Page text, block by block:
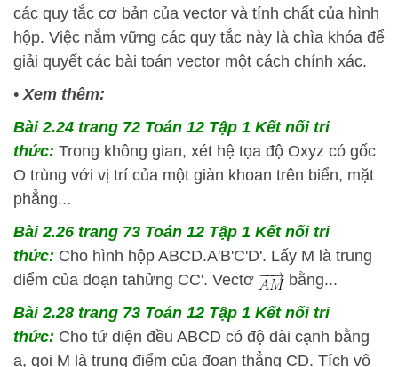
các quy tắc cơ bản của vector và tính chất của hình
hộp. Việc nắm vững các quy tắc này là chìa khóa để
giải quyết các bài toán vector một cách chính xác.
• Xem thêm:
Bài 2.24 trang 72 Toán 12 Tập 1 Kết nối tri
thức: Trong không gian, xét hệ tọa độ Oxyz có gốc
O trùng với vị trí của một giàn khoan trên biển, mặt
phẳng...
Bài 2.26 trang 73 Toán 12 Tập 1 Kết nối tri
thức: Cho hình hộp ABCD.A'B'C'D'. Lấy M là trung
điểm của đoạn tahửng CC'. Vectơ
bằng...
Bài 2.28 trang 73 Toán 12 Tập 1 Kết nối tri
thức: Cho tứ diện đều ABCD có độ dài cạnh bằng
a, gọi M là trung điểm của đoạn thẳng CD. Tích vô